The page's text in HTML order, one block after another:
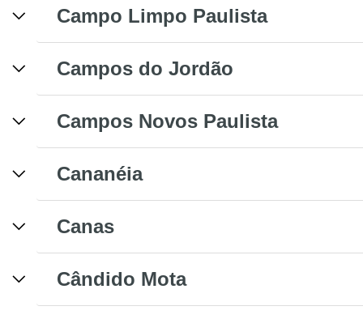
Campo Limpo Paulista
Campos do Jordão
Campos Novos Paulista
Cananéia
Canas
Cândido Mota